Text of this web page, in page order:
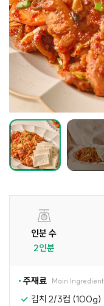
인분 수
2인분
주재료 Main Ingredient
김치 2/3컵 (100g)